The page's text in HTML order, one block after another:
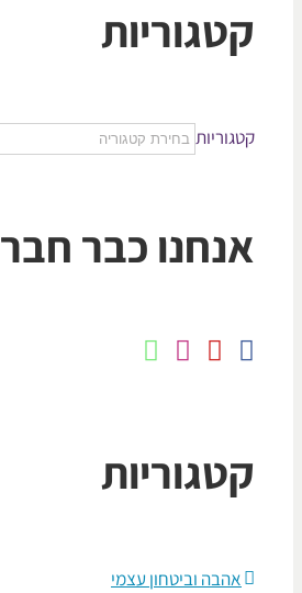
כבר חברות?
אהבה וביטחון עצמי